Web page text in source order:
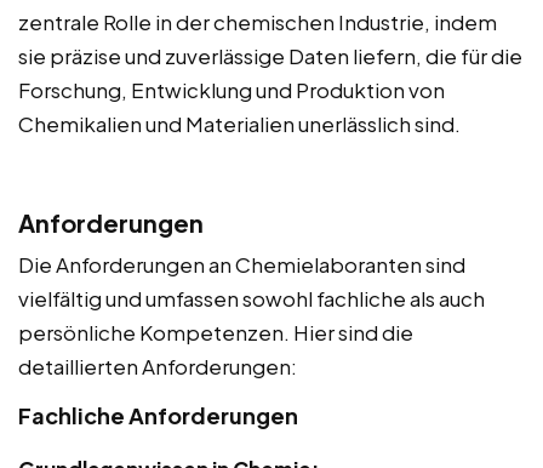
zentrale Rolle in der chemischen Industrie, indem
sie präzise und zuverlässige Daten liefern, die für die
Forschung, Entwicklung und Produktion von
Chemikalien und Materialien unerlässlich sind.
Anforderungen
Die Anforderungen an Chemielaboranten sind
vielfältig und umfassen sowohl fachliche als auch
persönliche Kompetenzen. Hier sind die
detaillierten Anforderungen:
Fachliche Anforderungen